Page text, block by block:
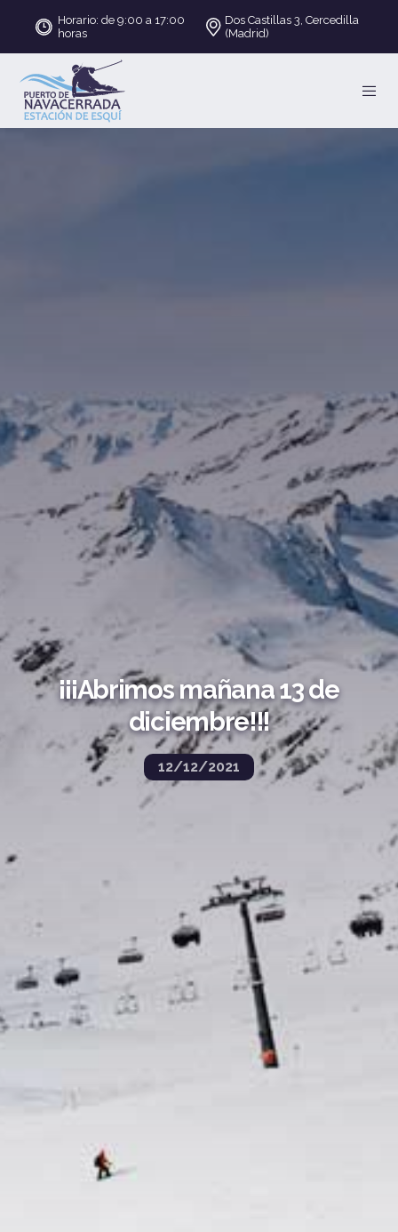
Horario: de 9:00 a 17:00
horas
Dos Castillas 3, Cercedilla
(Madrid)
¡¡¡Abrimos mañana 13 de
diciembre!!!
12/12/2021